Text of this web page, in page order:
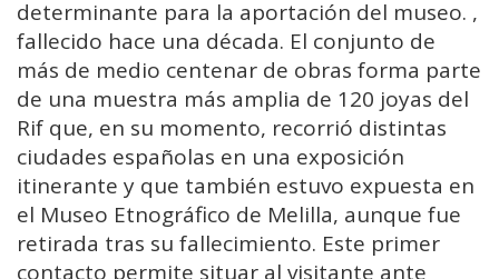
determinante para la aportación del museo. ,
fallecido hace una década. El conjunto de
más de medio centenar de obras forma parte
de una muestra más amplia de 120 joyas del
Rif que, en su momento, recorrió distintas
ciudades españolas en una exposición
itinerante y que también estuvo expuesta en
el Museo Etnográfico de Melilla, aunque fue
retirada tras su fallecimiento. Este primer
contacto permite situar al visitante ante